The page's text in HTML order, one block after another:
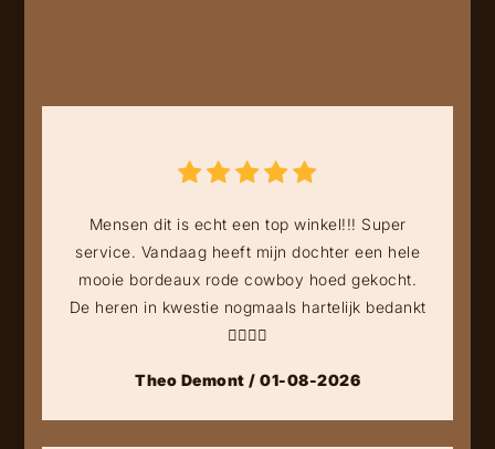
Mensen dit is echt een top winkel!!! Super
service. Vandaag heeft mijn dochter een hele
mooie bordeaux rode cowboy hoed gekocht.
De heren in kwestie nogmaals hartelijk bedankt
👍🏻👍🏻
Theo Demont / 01-08-2026